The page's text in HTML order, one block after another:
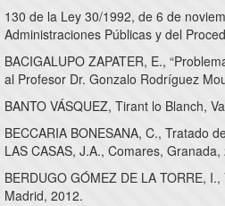
130 de la Ley 30/1992, de 6 de
Administraciones Públicas y del
BACIGALUPO ZAPATER, E.,
al Profesor Dr. Gonzalo Rodríguez
BANTO VÁSQUEZ, Tirant lo Blanch,
BECCARIA BONESANA, C., Tratado
LAS CASAS, J.A., Comares, Granada,
BERDUGO GÓMEZ DE LA TORRE,
Madrid, 2012.